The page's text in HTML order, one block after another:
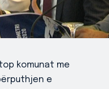
komunat me
e